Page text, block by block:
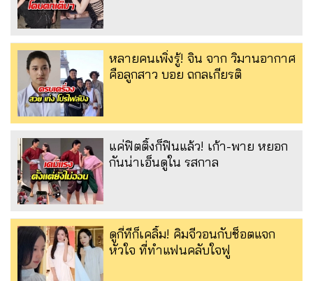
หลายคนเพิ่งรู้! จิน จาก วิมานอากาศ
คือลูกสาว บอย ถกลเกียรติ
แค่ฟิตติ้งก็ฟินแล้ว! เก้า-พาย หยอก
กันน่าเอ็นดูใน รสกาล
ดูกี่ทีก็เคลิ้ม! คิมจีวอนกับช็อตแจก
หัวใจ ที่ทำแฟนคลับใจฟู